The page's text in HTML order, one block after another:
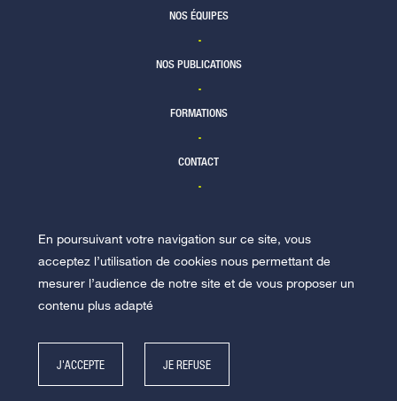
NOS ÉQUIPES
NOS PUBLICATIONS
FORMATIONS
CONTACT
NOUS REJOINDRE
© Racine 2026 - Mentions légales-Politique de données personnelles
En poursuivant votre navigation sur ce site, vous
acceptez l’utilisation de cookies nous permettant de
mesurer l’audience de notre site et de vous proposer un
contenu plus adapté
J'ACCEPTE JE REFUSE